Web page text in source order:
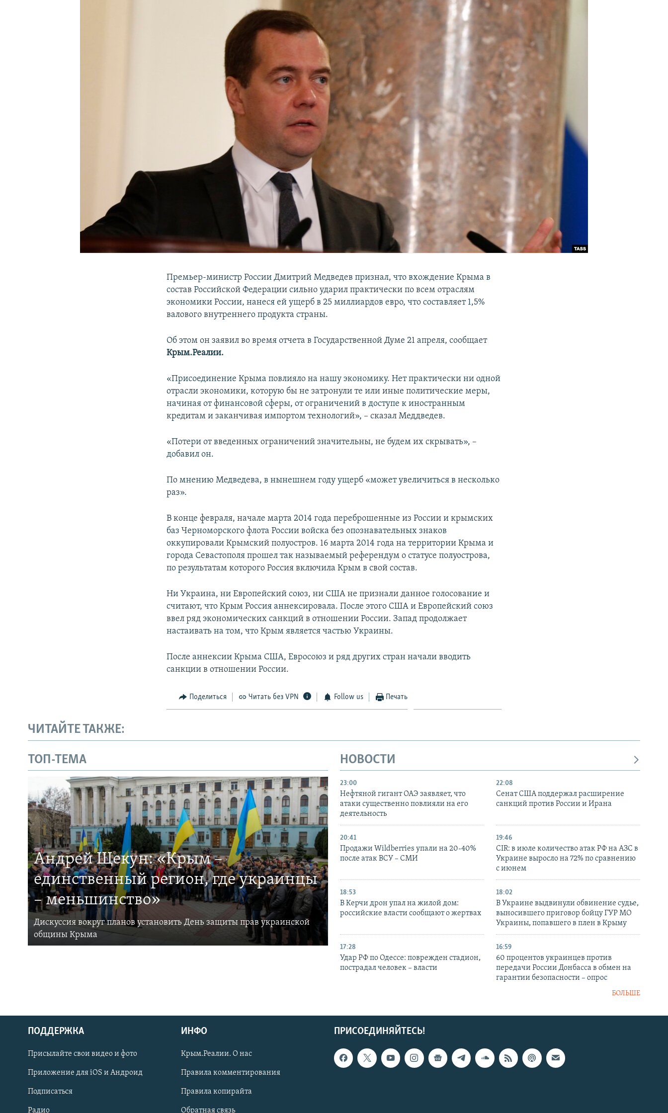
Українською
Qırımtatar
ПРИСОЕДИНЯЙТЕСЬ!
Премьер-министр России Дмитрий Медведев признал, что вхождение Крыма в
состав Российской Федерации сильно ударил практически по всем отраслям
экономики России, нанеся ей ущерб в 25 миллиардов евро, что составляет 1,5%
валового внутреннего продукта страны.
Об этом он заявил во время отчета в Государственной Думе 21 апреля, сообщает
Крым.Реалии.
«Присоединение Крыма повлияло на нашу экономику. Нет практически ни одной
отрасли экономики, которую бы не затронули те или иные политические меры,
начиная от финансовой сферы, от ограничений в доступе к иностранным
кредитам и заканчивая импортом технологий», – сказал Меддведев.
«Потери от введенных ограничений значительны, не будем их скрывать», –
добавил он.
По мнению Медведева, в нынешнем году ущерб «может увеличиться в несколько
раз».
В конце февраля, начале марта 2014 года переброшенные из России и крымских
баз Черноморского флота России войска без опознавательных знаков
оккупировали Крымский полуостров. 16 марта 2014 года на территории Крыма и
города Севастополя прошел так называемый референдум о статусе полуострова,
по результатам которого Россия включила Крым в свой состав.
Ни Украина, ни Европейский союз, ни США не признали данное голосование и
считают, что Крым Россия аннексировала. После этого США и Европейский союз
ввел ряд экономических санкций в отношении России. Запад продолжает
настаивать на том, что Крым является частью Украины.
После аннексии Крыма США, Евросоюз и ряд других стран начали вводить
санкции в отношении России.
Поделиться Читать без VPN Follow us Печать
ЧИТАЙТЕ ТАКЖЕ:
ТОП-ТЕМА
Андрей Щекун: «Крым –
единственный регион, где украинцы
– меньшинство»
Дискуссия вокруг планов установить День защиты прав украинской
общины Крыма
НОВОСТИ
23:00
Нефтяной гигант ОАЭ заявляет, что
атаки существенно повлияли на его
деятельность
22:08
Сенат США поддержал расширение
санкций против России и Ирана
20:41
Продажи Wildberries упали на 20-40%
после атак ВСУ – СМИ
19:46
CIR: в июле количество атак РФ на АЗС в
Украине выросло на 72% по сравнению
с июнем
18:53
В Керчи дрон упал на жилой дом:
российские власти сообщают о жертвах
18:02
В Украине выдвинули обвинение судье,
выносившего приговор бойцу ГУР МО
Украины, попавшего в плен в Крыму
17:28
Удар РФ по Одессе: поврежден стадион,
пострадал человек – власти
16:59
60 процентов украинцев против
передачи России Донбасса в обмен на
гарантии безопасности – опрос
БОЛЬШЕ
ПРИСОЕДИНЯЙТЕСЬ!
ПОДДЕРЖКА
Присылайте свои видео и фото
Приложение для iOS и Андроид
Подписаться
Радио
ИНФО
Крым.Реалии. О нас
Правила комментирования
Правила копирайта
Обратная связь